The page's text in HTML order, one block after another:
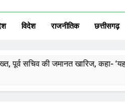
विदेश राजनीतिक छत्तीसगढ़
जमानत खारिज, कहा- ‘यह हत्या से भी